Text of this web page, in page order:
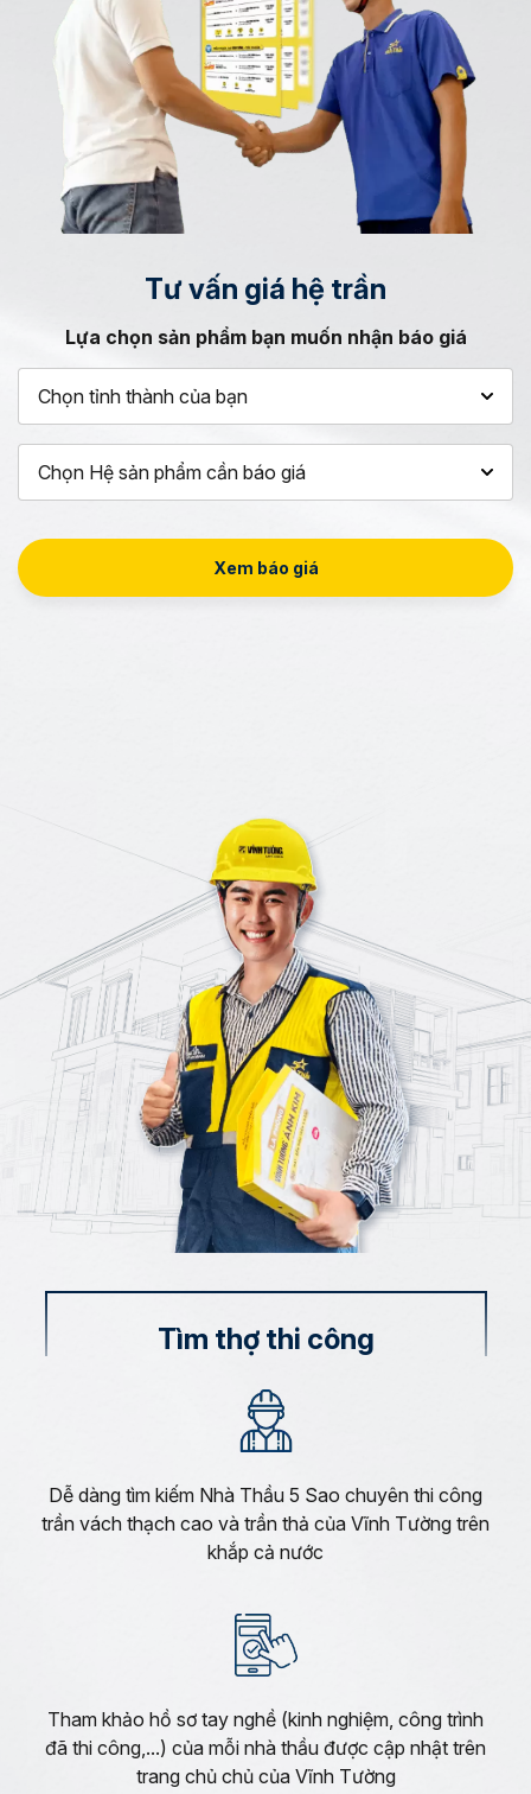
Tư vấn giá hệ trần
Lựa chọn sản phẩm bạn muốn nhận báo giá
Tìm thợ thi công
Dễ dàng tìm kiếm Nhà Thầu 5 Sao chuyên thi công
trần vách thạch cao và trần thả của Vĩnh Tường trên
khắp cả nước
Tham khảo hồ sơ tay nghề (kinh nghiệm, công trình
đã thi công,...) của mỗi nhà thầu được cập nhật trên
trang chủ chủ của Vĩnh Tường